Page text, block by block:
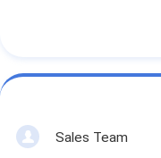
Sales Team